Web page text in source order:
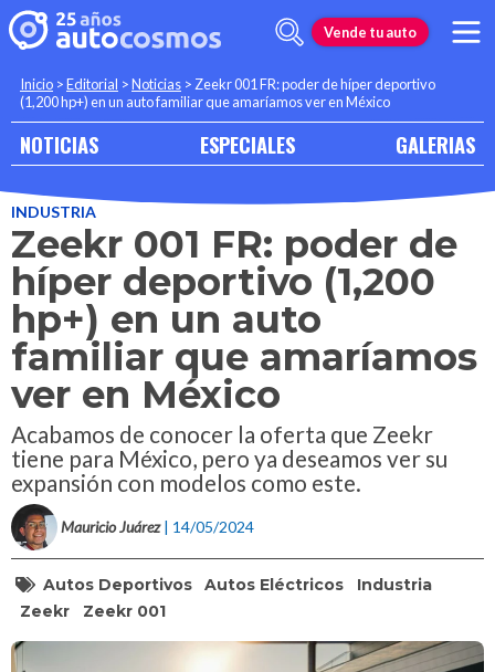
Vende tu auto
Inicio >Editorial >Noticias >Zeekr 001 FR: poder de híper deportivo
(1,200 hp+) en un auto familiar que amaríamos ver en México
NOTICIAS ESPECIALES GALERIAS
INDUSTRIA
Zeekr 001 FR: poder de
híper deportivo (1,200
hp+) en un auto
familiar que amaríamos
ver en México
Acabamos de conocer la oferta que Zeekr
tiene para México, pero ya deseamos ver su
expansión con modelos como este.
Mauricio Juárez | 14/05/2024
Autos Deportivos Autos Eléctricos
Industria
Zeekr
Zeekr 001